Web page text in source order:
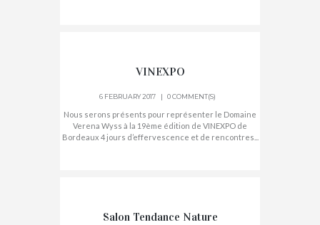
VINEXPO
6 FEBRUARY 2017 0 COMMENT(S)
Nous serons présents pour représenter le Domaine
Verena Wyss à la 19ème édition de VINEXPO de
Bordeaux 4 jours d’effervescence et de rencontres...
Salon Tendance Nature